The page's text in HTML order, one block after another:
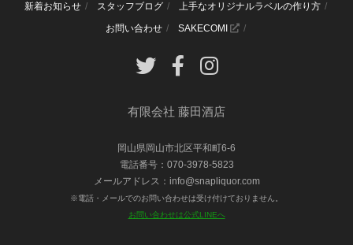
新着お知らせ
スタッフブログ
上手なオリジナルラベルの作り方
お問い合わせ
SAKECOMI
有限会社 藤田酒店
岡山県岡山市北区平和町6-6
電話番号：070-3978-5823
メールアドレス：info@snapliquor.com
※電話・メールでのお問い合わせは受け付けておりません。
お問い合わせは公式LINEへ